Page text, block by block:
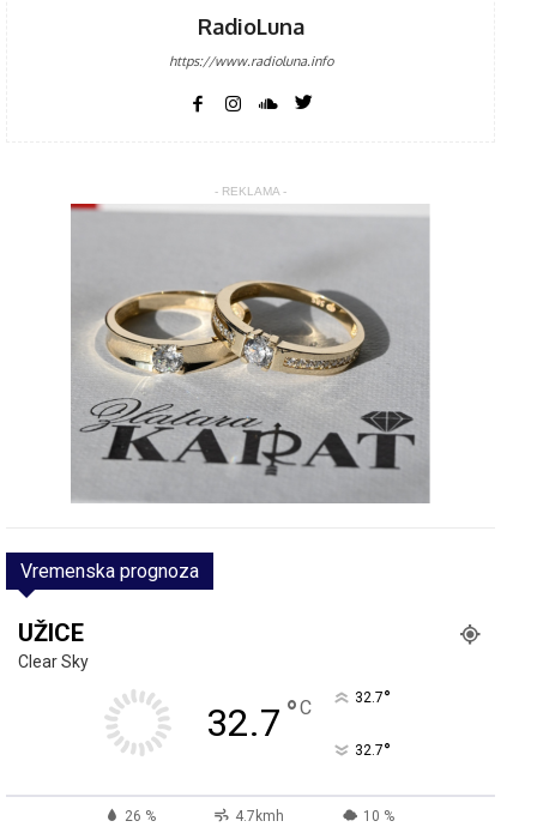
RadioLuna
https://www.radioluna.info
- REKLAMA -
Vremenska prognoza
UŽICE
Clear Sky
32.7 °C 32.7°
32.7°
26 % 4.7kmh 10 %